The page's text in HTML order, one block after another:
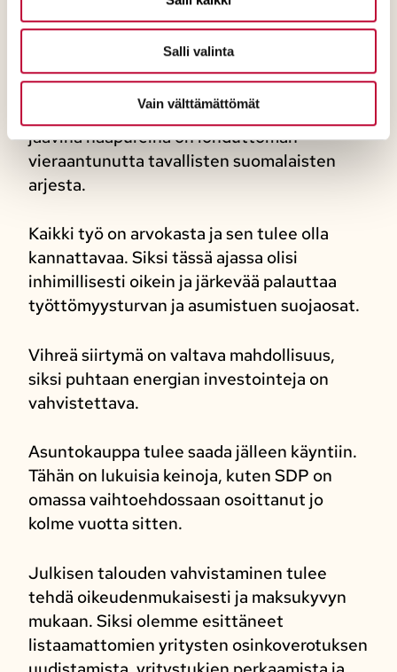
Salli valinta
Vain välttämättömät
Nyt tulee varmistaa, että vaikeinakin aikoina
Suomi pitää huolta siitä, että kaikki pysyvät
valitettavasti epäonnistuu. Puhe
suomalaisista työttömistä nukkumaan
jäävinä naapureina on lohduttoman
vieraantunutta tavallisten suomalaisten
arjesta.
Kaikki työ on arvokasta ja sen tulee olla
kannattavaa. Siksi tässä ajassa olisi
inhimillisesti oikein ja järkevää palauttaa
työttömyysturvan ja asumistuen suojaosat.
Vihreä siirtymä on valtava mahdollisuus,
siksi puhtaan energian investointeja on
vahvistettava.
Asuntokauppa tulee saada jälleen käyntiin.
Tähän on lukuisia keinoja, kuten SDP on
omassa vaihtoehdossaan osoittanut jo
kolme vuotta sitten.
Julkisen talouden vahvistaminen tulee
tehdä oikeudenmukaisesti ja maksukyvyn
mukaan. Siksi olemme esittäneet
listaamattomien yritysten osinkoverotuksen